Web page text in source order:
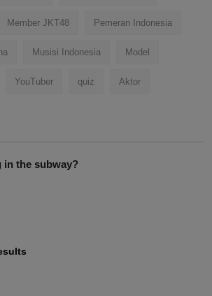
Member JKT48 Pemeran Indonesia
Musisi Indonesia Model
YouTuber quiz Aktor
in the subway?